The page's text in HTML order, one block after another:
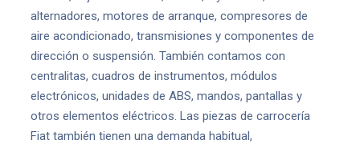
alternadores, motores de arranque, compresores de
aire acondicionado, transmisiones y componentes de
dirección o suspensión. También contamos con
centralitas, cuadros de instrumentos, módulos
electrónicos, unidades de ABS, mandos, pantallas y
otros elementos eléctricos. Las piezas de carrocería
Fiat también tienen una demanda habitual,